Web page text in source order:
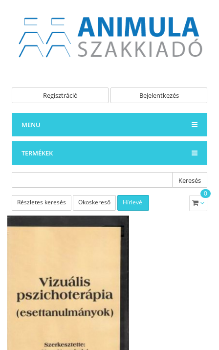
Regisztráció Bejelentkezés
MENÜ
TERMÉKEK
Keresés
Részletes keresés Okoskereső Hírlevél
0